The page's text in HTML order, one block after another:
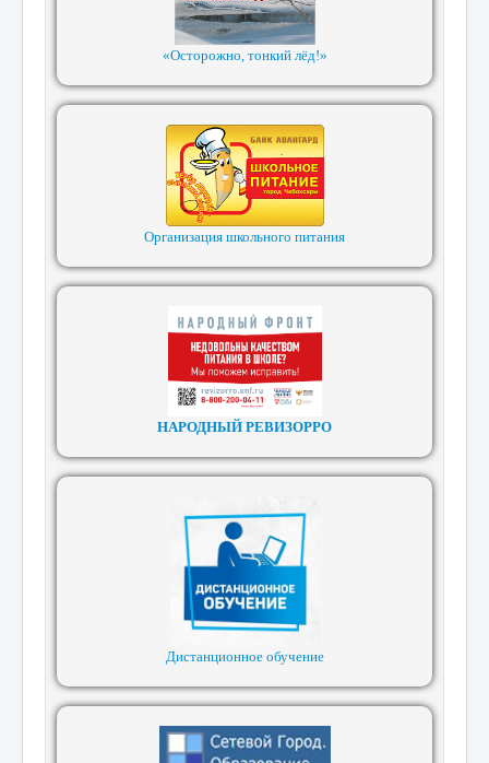
«Осторожно, тонкий лёд!»
Организация школьного питания
НАРОДНЫЙ РЕВИЗОРРО
Дистанционное обучение